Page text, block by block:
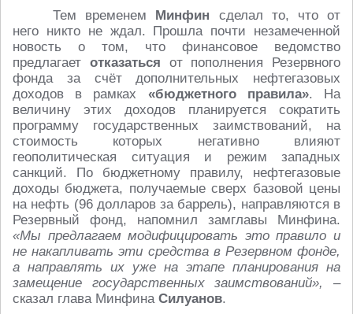
Тем временем Минфин сделал то, что от
него никто не ждал. Прошла почти незамеченной
новость о том, что финансовое ведомство
предлагает отказаться от пополнения Резервного
фонда за счёт дополнительных нефтегазовых
доходов в рамках «бюджетного правила». На
величину этих доходов планируется сократить
программу государственных заимствований, на
стоимость которых негативно влияют
геополитическая ситуация и режим западных
санкций. По бюджетному правилу, нефтегазовые
доходы бюджета, получаемые сверх базовой цены
на нефть (96 долларов за баррель), направляются в
Резервный фонд, напомнил замглавы Минфина.
«Мы предлагаем модифицировать это правило и
не накапливать эти средства в Резервном фонде,
а направлять их уже на этапе планирования на
замещение государственных заимствований», –
сказал глава Минфина Силуанов.